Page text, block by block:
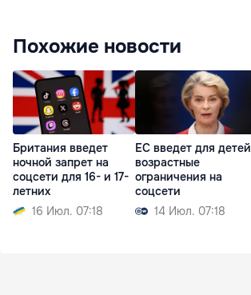
Похожие новости
Британия введет
ночной запрет на
соцсети для 16- и 17-
летних
16 Июл. 07:18
ЕС введет для детей
возрастные
ограничения на
соцсети
14 Июл. 07:18